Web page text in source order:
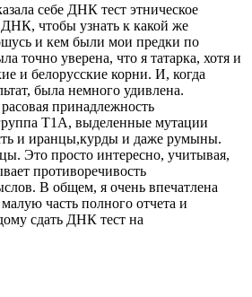
себе ДНК тест этническое
чтобы узнать к какой же
и кем были мои предки по
точно уверена, что я татарка, хотя и
и белорусские корни. И, когда
была немного удивлена.
принадлежность
T1A, выделенные мутации
и иранцы,курды и даже румыны.
Это просто интересно, учитывая,
противоречивость
В общем, я очень впечатлена
малую часть полного отчета и
сдать ДНК тест на